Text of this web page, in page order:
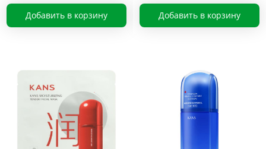
Добавить в корзину Добавить в корзину